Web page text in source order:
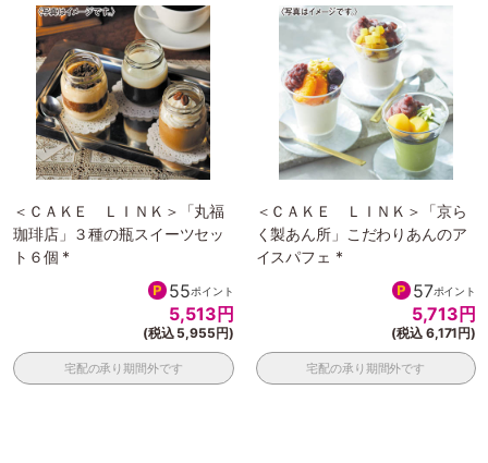
＜ＣＡＫＥ ＬＩＮＫ＞「丸福
珈琲店」３種の瓶スイーツセッ
ト６個 *
55ポイント
5,513 円
(税込 5,955円)
宅配の承り期間外です
＜ＣＡＫＥ ＬＩＮＫ＞「京ら
く製あん所」こだわりあんのア
イスパフェ *
57ポイント
5,713 円
(税込 6,171円)
宅配の承り期間外です